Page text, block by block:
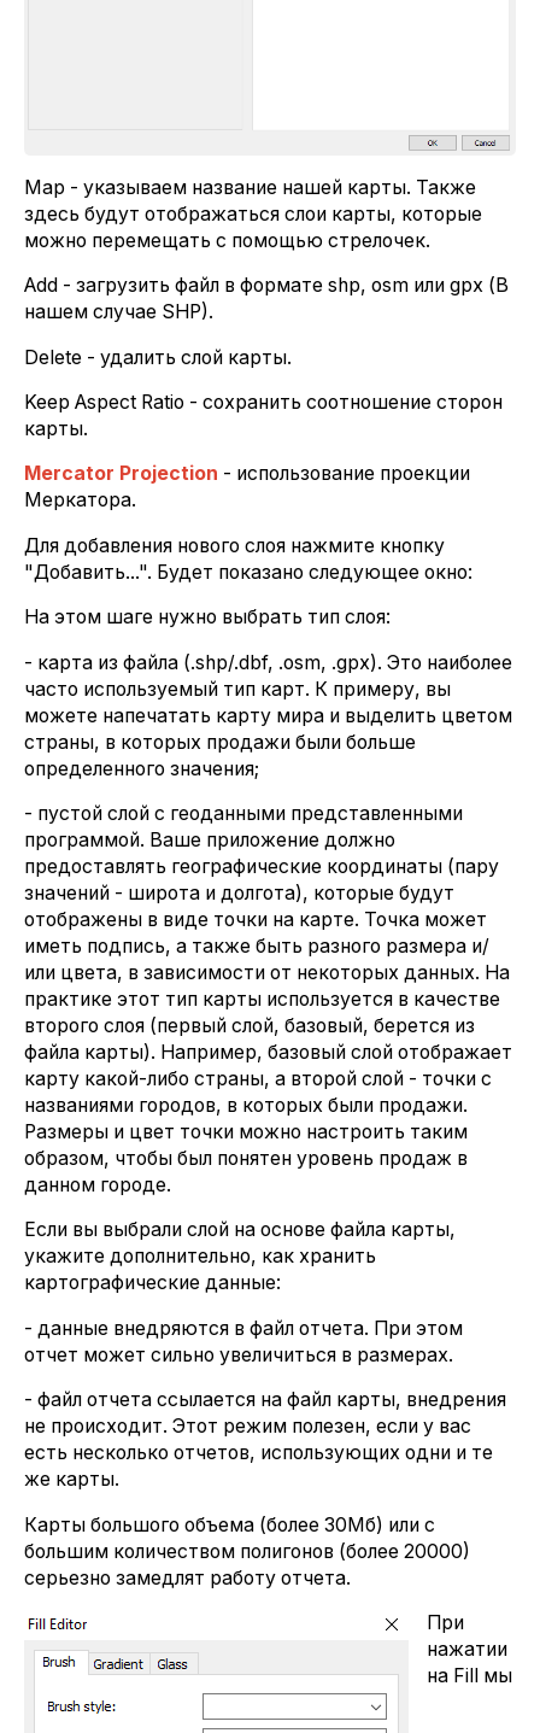
Map - указываем название нашей карты. Также
здесь будут отображаться слои карты, которые
можно перемещать с помощью стрелочек.
Add - загрузить файл в формате shp, osm или gpx (В
нашем случае SHP).
Delete - удалить слой карты.
Keep Aspect Ratio - сохранить соотношение сторон
карты.
Mercator Projection - использование проекции
Меркатора.
Для добавления нового слоя нажмите кнопку
"Добавить...". Будет показано следующее окно:
На этом шаге нужно выбрать тип слоя:
- карта из файла (.shp/.dbf, .osm, .gpx). Это наиболее
часто используемый тип карт. К примеру, вы
можете напечатать карту мира и выделить цветом
страны, в которых продажи были больше
определенного значения;
- пустой слой с геоданными представленными
программой. Ваше приложение должно
предоставлять географические координаты (пару
значений - широта и долгота), которые будут
отображены в виде точки на карте. Точка может
иметь подпись, а также быть разного размера и/
или цвета, в зависимости от некоторых данных. На
практике этот тип карты используется в качестве
второго слоя (первый слой, базовый, берется из
файла карты). Например, базовый слой отображает
карту какой-либо страны, а второй слой - точки с
названиями городов, в которых были продажи.
Размеры и цвет точки можно настроить таким
образом, чтобы был понятен уровень продаж в
данном городе.
Если вы выбрали слой на основе файла карты,
укажите дополнительно, как хранить
картографические данные:
- данные внедряются в файл отчета. При этом
отчет может сильно увеличиться в размерах.
- файл отчета ссылается на файл карты, внедрения
не происходит. Этот режим полезен, если у вас
есть несколько отчетов, использующих одни и те
же карты.
Карты большого объема (более 30Мб) или с
большим количеством полигонов (более 20000)
серьезно замедлят работу отчета.
При
нажатии
на Fill мы